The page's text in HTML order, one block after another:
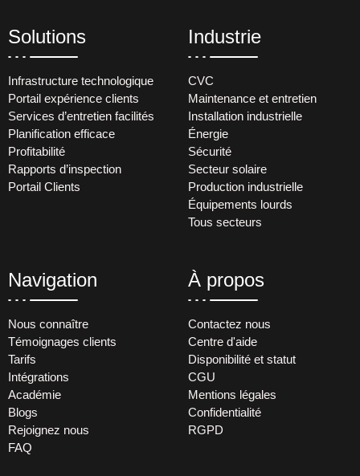
Solutions
Infrastructure technologique
Portail expérience clients
Services d’entretien facilités
Planification efficace
Profitabilité
Rapports d’inspection
Portail Clients
Industrie
CVC
Maintenance et entretien
Installation industrielle
Énergie
Sécurité
Secteur solaire
Production industrielle
Équipements lourds
Tous secteurs
Navigation
Nous connaître
Témoignages clients
Tarifs
Intégrations
Académie
Blogs
Rejoignez nous
FAQ
À propos
Contactez nous
Centre d'aide
Disponibilité et statut
CGU
Mentions légales
Confidentialité
RGPD